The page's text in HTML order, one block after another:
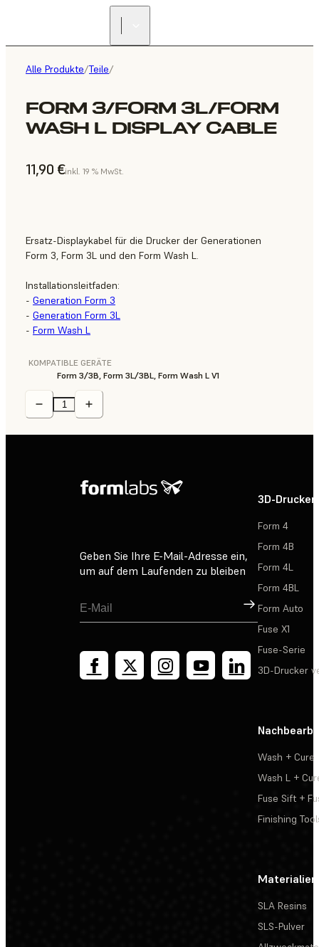
Alle Produkte/Teile/
FORM 3/FORM 3L/FORM
WASH L DISPLAY CABLE
11,90 €inkl. 19 % MwSt.
Ersatz-Displaykabel für die Drucker der Generationen
Form 3, Form 3L und den Form Wash L.
Installationsleitfaden:
- Generation Form 3
- Generation Form 3L
- Form Wash L
KOMPATIBLE GERÄTE
Form 3/3B, Form 3L/3BL, Form Wash L V1
Geben Sie Ihre E-Mail-Adresse ein,
um auf dem Laufenden zu bleiben
Registrieren
3D-Drucker
Form 4
Form 4B
Form 4L
Form 4BL
Form Auto
Fuse X1
Fuse-Serie
3D-Drucker
Wash + Cure
Wash L +
Fuse Sift +
Finishing
Materialien
SLA Resins
SLS-Pulver